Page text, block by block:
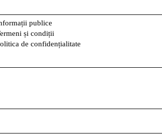
publice
și condiții
de confidențialitate